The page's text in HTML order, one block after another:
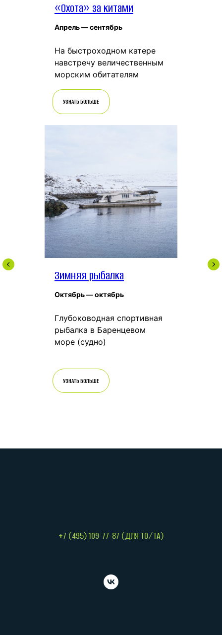
«Охота» за китами
Апрель — сентябрь
На быстроходном катере
навстречу величественным
морским обитателям
УЗНАТЬ БОЛЬШЕ
Зимняя рыбалка
Октябрь — октябрь
Глубоководная спортивная
рыбалка в Баренцевом
море (судно)
УЗНАТЬ БОЛЬШЕ
+7 (495) 109-77-87 (ДЛЯ ТО/ТА)